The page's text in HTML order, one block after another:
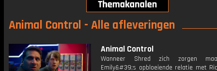
Animal Control - Alle afleveringen
Animal Control
Wanneer Shred zich zorgen
Emily&#39;s opbloeiende relatie met